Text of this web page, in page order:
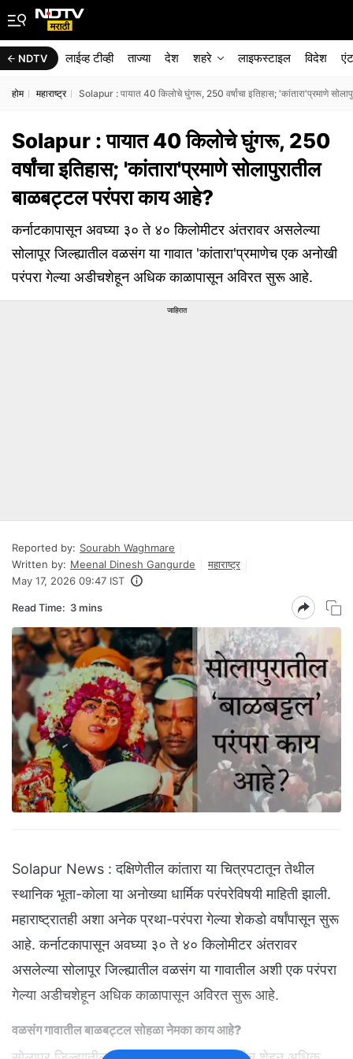
NDTV लाईव्ह टीव्ही ताज्या देश शहरे लाइफस्टाइल विदेश
होम महाराष्ट्र Solapur : पायात 40 किलोचे घुंगरू, 250 वर्षांचा इतिहास; 'कांतारा'प्रमाणे
Solapur : पायात 40 किलोचे घुंगरू, 250
वर्षांचा इतिहास; 'कांतारा'प्रमाणे सोलापुरातील
बाळबट्टल परंपरा काय आहे?
कर्नाटकापासून अवघ्या ३० ते ४० किलोमीटर अंतरावर असलेल्या
सोलापूर जिल्ह्यातील वळसंग या गावात 'कांतारा'प्रमाणेच एक अनोखी
परंपरा गेल्या अडीचशेहून अधिक काळापासून अविरत सुरू आहे.
जाहिरात
Reported by: Sourabh Waghmare
Written by: Meenal Dinesh Gangurde
महाराष्ट्र
May 17, 2026 09:47 IST
Read Time: 3 mins
Solapur News : दक्षिणेतील कांतारा या चित्रपटातून तेथील
स्थानिक भूता-कोला या अनोख्या धार्मिक परंपरेविषयी माहिती झाली.
महाराष्ट्रातही अशा अनेक प्रथा-परंपरा गेल्या शेकडो वर्षांपासून सुरू
आहे. कर्नाटकापासून अवघ्या ३० ते ४० किलोमीटर अंतरावर
असलेल्या सोलापूर जिल्ह्यातील वळसंग या गावातील अशी एक परंपरा
गेल्या अडीचशेहून अधिक काळापासून अविरत सुरू आहे.
वळसंग गावातील बाळबट्टल सोहळा नेमका काय आहे?